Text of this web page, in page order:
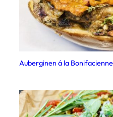
Auberginen á la